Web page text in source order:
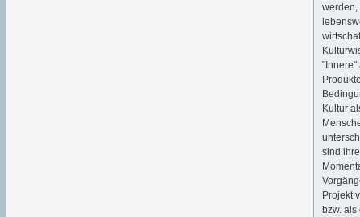
werden,
"Innere"
Kultur
sind
Projekt
bzw.